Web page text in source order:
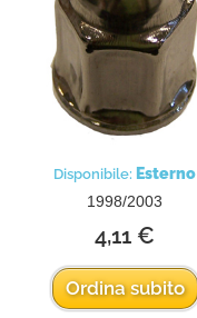
Disponibile: Esterno
1998/2003
4,11 €
Ordina subito